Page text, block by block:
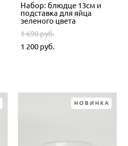
Набор: блюдце 13см и
подставка для яйца
зеленого цвета
1 690 pуб.
1 200 pуб.
НОВИНКА